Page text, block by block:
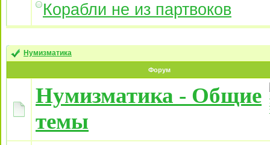
Корабли не из партвоков
Нумизматика
Форум
Нумизматика - Общие
темы